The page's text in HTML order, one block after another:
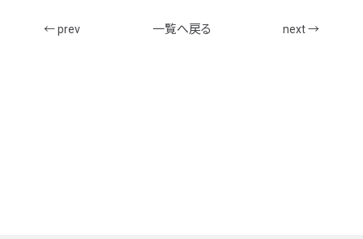
journal
← prev 一覧へ戻る next →